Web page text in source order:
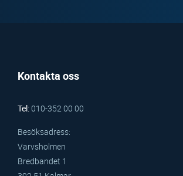
Kontakta oss
Tel:010-352 00 00
Besöksadress:
Varvsholmen
Bredbandet 1